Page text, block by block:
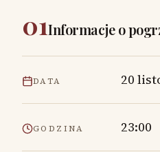
01Informacje o
DATA 20
GODZINA 23:00